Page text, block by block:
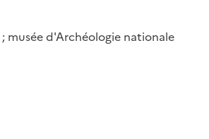
musée d'Archéologie nationale